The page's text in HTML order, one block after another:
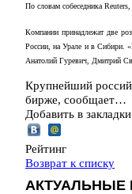
По словам собеседника
Компании принадлежат две
России, на Урале и в Сибири.
Анатолий Гуревич, Дмитрий
Крупнейший
бирже, сообщает…
Добавить в
Рейтинг
Возврат к списку
АКТУАЛЬНЫЕ